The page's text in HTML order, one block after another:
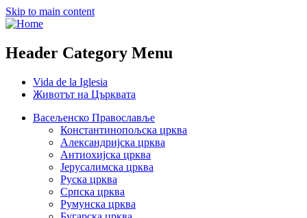
Skip to main content
Header Category Menu
Vida de la Iglesia
Животът на Църквата
Васељенско Православље
Константинопољска црква
Александријска црква
Антиохијска црква
Јерусалимска црква
Руска црква
Српска црква
Румунска црква